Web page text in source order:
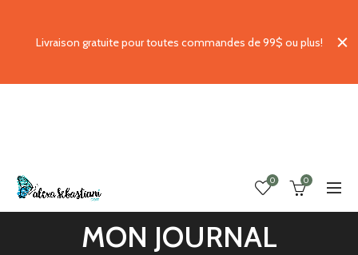
0 0
MON JOURNAL
Livraison gratuite pour toutes commandes de 99$ ou plus!